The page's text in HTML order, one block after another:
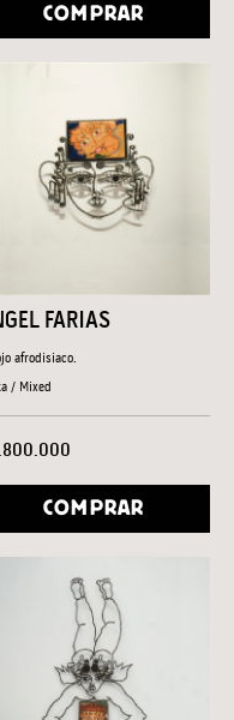
COMPRAR
FARIAS
afrodisiaco.
/ Mixed
COMPRAR